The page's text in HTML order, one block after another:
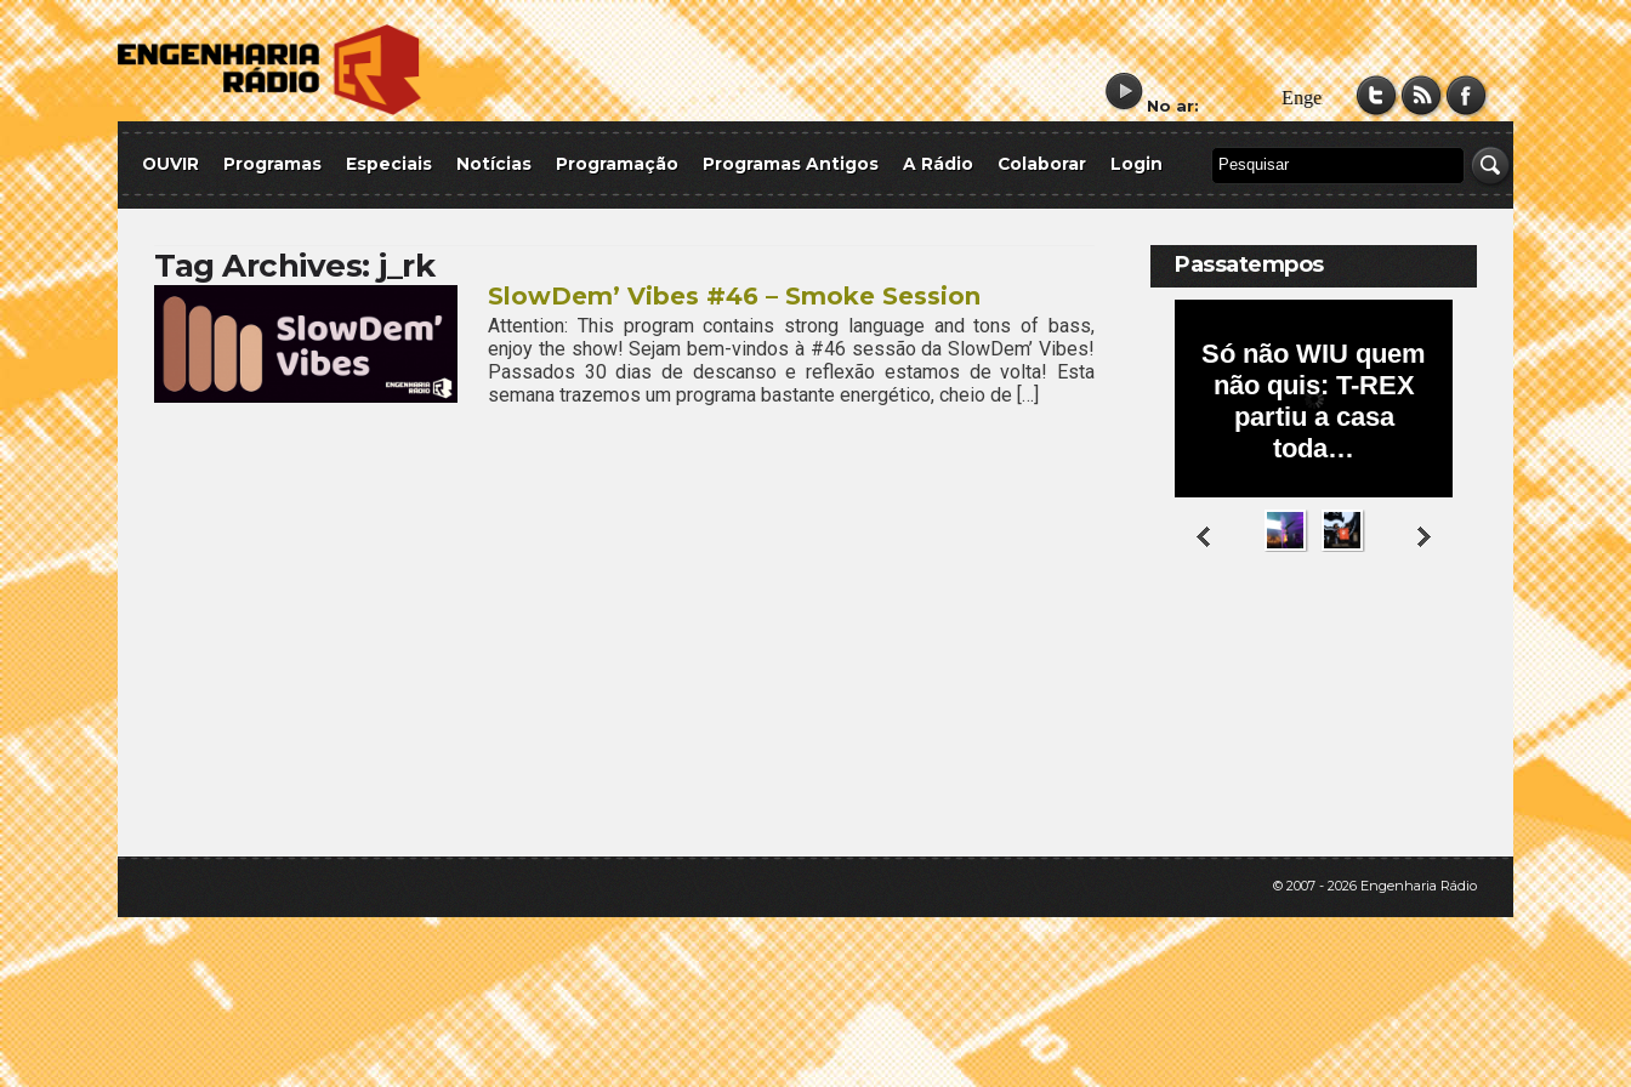
No ar:
OUVIR Programas Especiais Notícias Programação Programas Antigos A Rádio Colaborar Login
Tag Archives: j_rk
SlowDem’ Vibes #46 – Smoke Session
Attention: This program contains strong language and tons of bass,
enjoy the show! Sejam bem-vindos à #46 sessão da SlowDem’ Vibes!
Passados 30 dias de descanso e reflexão estamos de volta! Esta
semana trazemos um programa bastante energético, cheio de […]
Passatempos
© 2007 - 2026 Engenharia Rádio